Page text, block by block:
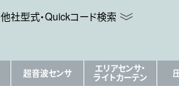
他社型式・Quickコード検索
超音波センサ エリアセンサ・
ライトカーテン